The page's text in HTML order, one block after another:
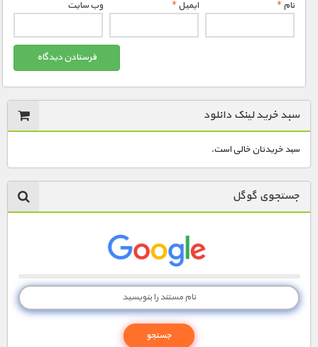
نام* ایمیل* وب‌ سایت
سبد خرید لینک دانلود
سبد خریدتان خالی است.
جستجوی گوگل